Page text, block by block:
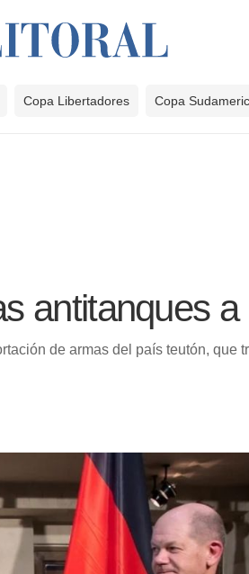
Copa Libertadores Copa
antitanques
de armas del país teutón, que